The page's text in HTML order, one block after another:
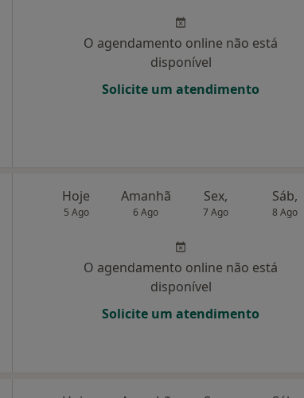
O agendamento online não está
disponível
Solicite um atendimento
Hoje
5 Ago
Amanhã
6 Ago
Sex,
7 Ago
Sáb,
8 Ago
O agendamento online não está
disponível
Solicite um atendimento